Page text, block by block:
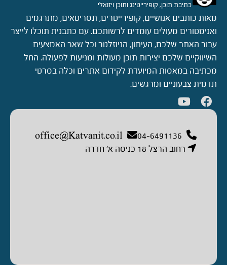
כתיבת תוכן, קופירייטינג ותוכן ויזואלי
מאות כותבים אנושיים, קופירייטרים, תסריטאים, מתרגמים
ואנימטורים מעולים עומדים לרשותכם. עם כתבנית תוכלו לייצר
עבור האתר שלכם, העיתון, הניוזלטר וכל שאר האמצעים
השיווקיים שלכם יצירות תוכן מעולות ומניעות לפעולה. החל
מכתיבה במאסות המיועדת לקידום אתרים וכלה בסרטי
תדמית צבעוניים ומרגשים.
04-6491136
office@Katvanit.co.il
רחוב הרצל 18 כניסה א’ חדרה